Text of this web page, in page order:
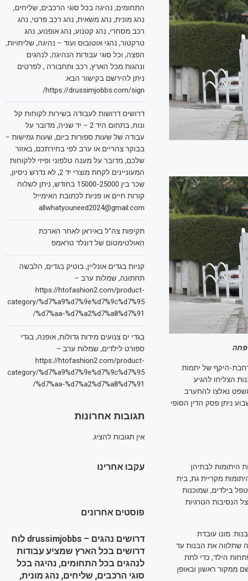
תקדים ורחבת-היקף של יתמות
הצליחו להגיע
נאלצו להתערב
ניתן פסק הדין הסופי
היתומות לבתיהן
מקריית גת, בית
בילדים, שמוכנות
הנסיבות הטרגיות
מונו עובדת
שתלווה את הבנות עד
הילד, כדי לתת
ממקור ראשון ובאופן
התחומים, נהיגה בכל סוגי הרכבים, שליחים,
נהג מונית, נהג משאית, נהג רכב פרטי, נהג
רכב מסחרי, נהג קטנוע, נהג אופנוע, נהג
טרקטור, נהגי אוטובוס ועוד – נהיגה, שליחויות,
הפצה, וכל סוגי עבודות הנהיגה, לנהגים
ונהגות מכל הארץ, רכב ותחבורה , לפרטים
ניתן להירשם בקישור הבא:
https://drussimjobbs.com/sign/
דרושים דרושות לעבודה בשירות לקוחות קל
ונוח, בתחום היד 2 – יד שניה, מדובר על
עבודה של שעות ספורות ביום, שעות גמישות –
בבוקר צהריים או ערב לפי בחירתכם, באזור
שלכם, מדובר על מענה טלפוני ופיזי ללקוחות
המעוניינים לקחת מוצרי יד 2, לא נדרש ניסיון,
שכר בין 15000-25000 בחודש, ניתן לשלוח
קורות חיים או פניות לכתובת האימייל
allwhatyouneed2024@gmail.com
תקיפות צה"ל באיראן לאחר הארכת
האולטימטום של דונלד טראמפ
קניות בגדים אונליין, בוטיק בגדים, הלבשה
תחתונה, שמלות ערב –
https://htofashion2.com/product-
category/%d7%a9%d7%9e%d7%9c%d7%95
%d7%aa-%d7%a2%d7%a8%d7%91/
בגדי ים צנועים מידות גדולות, אופנה, בגדי
ספורט לילדים, שמלות ערב –
https://htofashion2.com/product-
category/%d7%a9%d7%9e%d7%9c%d7%95
%d7%aa-%d7%a2%d7%a8%d7%91/
תגובות אחרונות
אין תגובות להציג.
עקבו אחרינו
פוסטים אחרונים
דרושים נהגים – drussimjobbs לוח
דרושים בכל הארץ שמציע עבודות
לנהגים בכל התחומים, נהיגה בכל
סוגי הרכבים, שליחים, נהג מונית,